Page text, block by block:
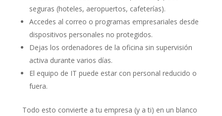
seguras (hoteles, aeropuertos, cafeterías).
Accedes al correo o programas empresariales desde
dispositivos personales no protegidos.
Dejas los ordenadores de la oficina sin supervisión
activa durante varios días.
El equipo de IT puede estar con personal reducido o
fuera.
Todo esto convierte a tu empresa (y a ti) en un blanco